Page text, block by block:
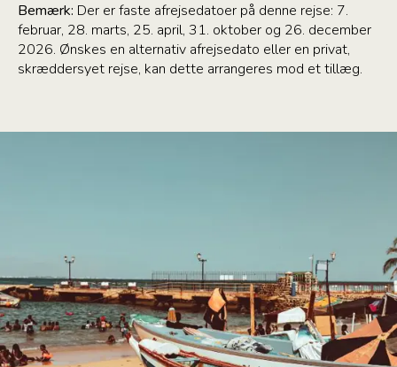
Bemærk: Der er faste afrejsedatoer på denne rejse: 7.
februar, 28. marts, 25. april, 31. oktober og 26. december
2026. Ønskes en alternativ afrejsedato eller en privat,
skræddersyet rejse, kan dette arrangeres mod et tillæg.